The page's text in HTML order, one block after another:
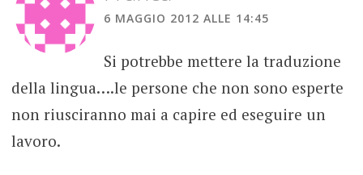
6 MAGGIO 2012 ALLE 14:45
Si potrebbe mettere la traduzione
della lingua….le persone che non sono esperte
non riusciranno mai a capire ed eseguire un
lavoro.